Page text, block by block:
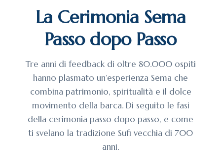
La Cerimonia Sema
Passo dopo Passo
Tre anni di feedback di oltre 80.000 ospiti
hanno plasmato un’esperienza Sema che
combina patrimonio, spiritualità e il dolce
movimento della barca. Di seguito le fasi
della cerimonia passo dopo passo, e come
ti svelano la tradizione Sufi vecchia di 700
anni.